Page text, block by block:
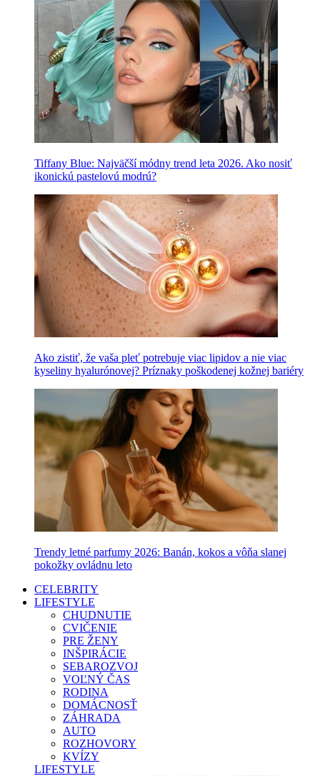
Tiffany Blue: Najväčší módny trend leta 2026. Ako nosiť
ikonickú pastelovú modrú?
Ako zistiť, že vaša pleť potrebuje viac lipidov a nie viac
kyseliny hyalurónovej? Príznaky poškodenej kožnej bariéry
Trendy letné parfumy 2026: Banán, kokos a vôňa slanej
pokožky ovládnu leto
CELEBRITY
LIFESTYLE
CHUDNUTIE
CVIČENIE
PRE ŽENY
INŠPIRÁCIE
SEBAROZVOJ
VOĽNÝ ČAS
RODINA
DOMÁCNOSŤ
ZÁHRADA
AUTO
ROZHOVORY
KVÍZY
LIFESTYLE